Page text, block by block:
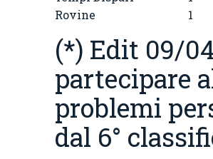
Rovine
1
(*) Edit 09/
partecipare
problemi
dal 6°